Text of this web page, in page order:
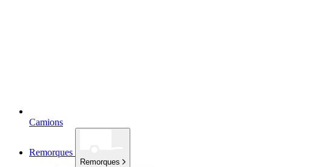
Camions
Remorques
Remorques